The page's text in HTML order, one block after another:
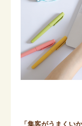
「集客がうまくい